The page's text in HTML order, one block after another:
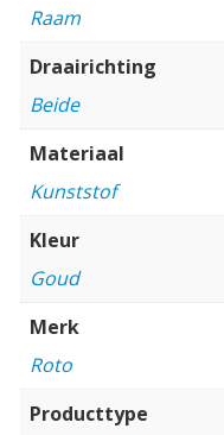
Raam
Draairichting
Beide
Materiaal
Kunststof
Kleur
Goud
Merk
Roto
Producttype